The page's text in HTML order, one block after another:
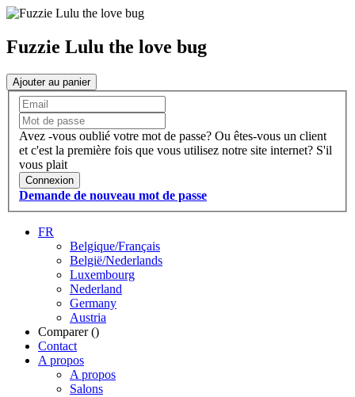
Fuzzie Lulu the love bug
Ajouter au panier
Avez -vous oublié votre mot de passe? Ou êtes-vous un client
et c'est la première fois que vous utilisez notre site internet? S'il
vous plait
Connexion
Demande de nouveau mot de passe
FR
Belgique/Français
België/Nederlands
Luxembourg
Nederland
Germany
Austria
Comparer ()
Contact
A propos
A propos
Salons